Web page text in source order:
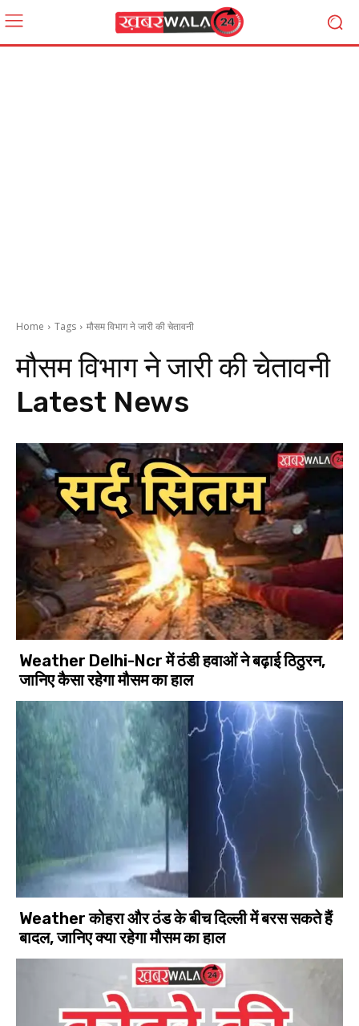
Home Tags मौसम विभाग ने जारी की चेतावनी
मौसम विभाग ने जारी की चेतावनी
Latest News
Weather Delhi-Ncr में ठंडी हवाओं ने बढ़ाई ठिठुरन,
जानिए कैसा रहेगा मौसम का हाल
Weather कोहरा और ठंड के बीच दिल्ली में बरस सकते हैं
बादल, जानिए क्या रहेगा मौसम का हाल